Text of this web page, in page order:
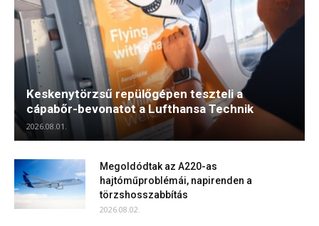
Keskenytörzsű repülőgépen teszteli a
cápabőr-bevonatot a Lufthansa Technik
2026.08.01.
Megoldódtak az A220-as
hajtóműproblémái, napirenden a
törzshosszabbítás
2026.08.02.